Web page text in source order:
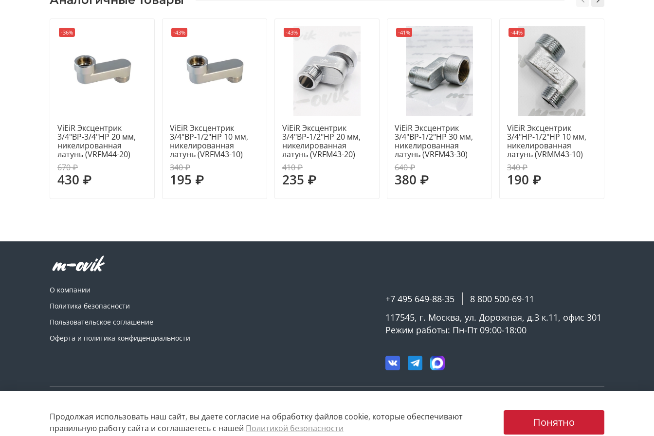
-36%
ViEiR Эксцентрик
3/4"ВР-3/4"НР 20 мм,
никелированная
латунь (VRFM44-20)
670 ₽
430 ₽
-43%
ViEiR Эксцентрик
3/4"ВР-1/2"НР 10 мм,
никелированная
латунь (VRFM43-10)
340 ₽
195 ₽
-43%
ViEiR Эксцентрик
3/4"ВР-1/2"НР 20 мм,
никелированная
латунь (VRFM43-20)
410 ₽
235 ₽
-41%
ViEiR Эксцентрик
3/4"ВР-1/2"НР 30 мм,
никелированная
латунь (VRFM43-30)
640 ₽
380 ₽
-44%
ViEiR Эксцентрик
3/4"НР-1/2"НР 10 мм,
никелированная
латунь (VRMM43-10)
340 ₽
190 ₽
О компании
Политика безопасности
Пользовательское соглашение
Оферта и политика конфиденциальности
+7 495 649-88-35
8 800 500-69-11
117545, г. Москва, ул. Дорожная, д.3 к.11, офис 301
Режим работы: Пн-Пт 09:00-18:00
Продолжая использовать наш сайт, вы даете согласие на обработку файлов cookie, которые обеспечивают
правильную работу сайта и соглашаетесь с нашей Политикой безопасности Понятно